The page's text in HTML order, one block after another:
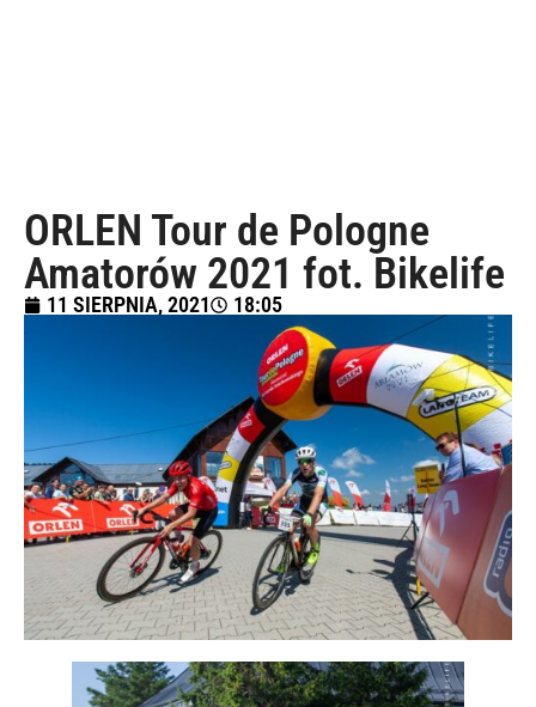
ORLEN Tour de Pologne
Amatorów 2021 fot. Bikelife
11 SIERPNIA, 2021 18:05